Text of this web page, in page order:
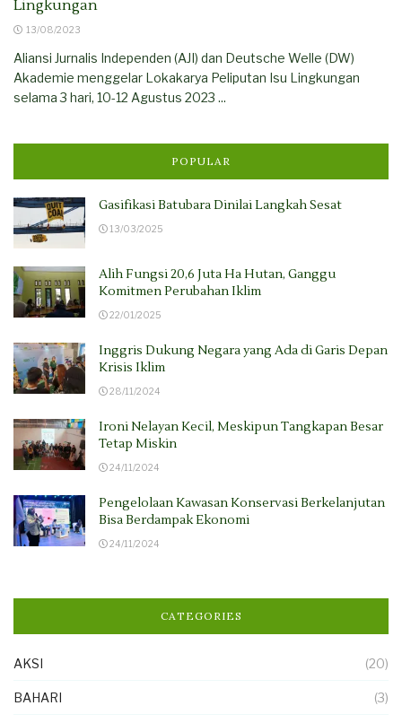
Lingkungan
13/08/2023
Aliansi Jurnalis Independen (AJI) dan Deutsche Welle (DW)
Akademie menggelar Lokakarya Peliputan Isu Lingkungan
selama 3 hari, 10-12 Agustus 2023 ...
POPULAR
Gasifikasi Batubara Dinilai Langkah Sesat
13/03/2025
Alih Fungsi 20,6 Juta Ha Hutan, Ganggu
Komitmen Perubahan Iklim
22/01/2025
Inggris Dukung Negara yang Ada di Garis Depan
Krisis Iklim
28/11/2024
Ironi Nelayan Kecil, Meskipun Tangkapan Besar
Tetap Miskin
24/11/2024
Pengelolaan Kawasan Konservasi Berkelanjutan
Bisa Berdampak Ekonomi
24/11/2024
CATEGORIES
AKSI (20)
BAHARI (3)